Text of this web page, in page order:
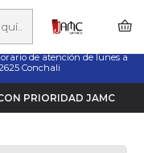
Arriendo y Servicio
de atención de lunes a
Conchali
PRIORIDAD JAMC